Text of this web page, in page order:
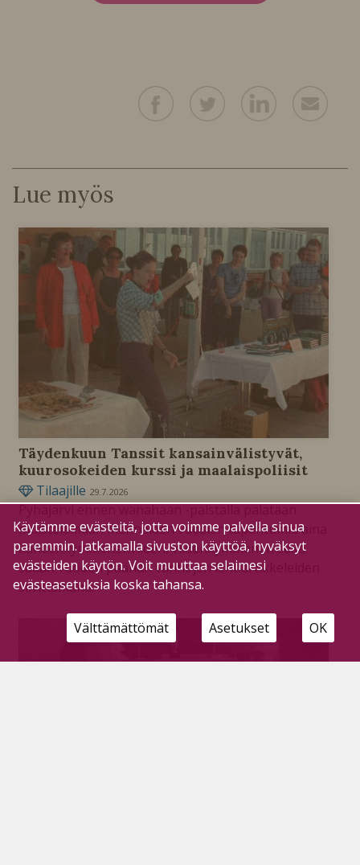
Lue myös
Täydenkuun Tanssit kansainvälistyvät,
kuurosokeiden kurssi ja maalaispoliisit
Tilaajille 29.7.2026
Pyhäjärvi ennen wanahaan -palstalla palataan
muistelemaan menneiden vuosien tapahtumia aina
kahdenkymmenenviiden, viidenkymmenen sekä
sadan vuoden päähän vanhojen lehtiartikkeleiden
siivittämänä.
Käytämme evästeitä, jotta voimme palvella sinua
paremmin. Jatkamalla sivuston käyttöä, hyväksyt
evästeiden käytön. Voit muuttaa selaimesi
evästeasetuksia koska tahansa.
Välttämättömät Asetukset OK